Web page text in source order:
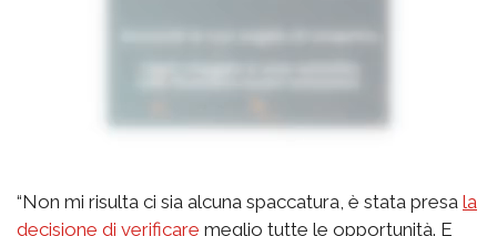
“Non mi risulta ci sia alcuna spaccatura, è stata presa la
decisione di verificare meglio tutte le opportunità. E